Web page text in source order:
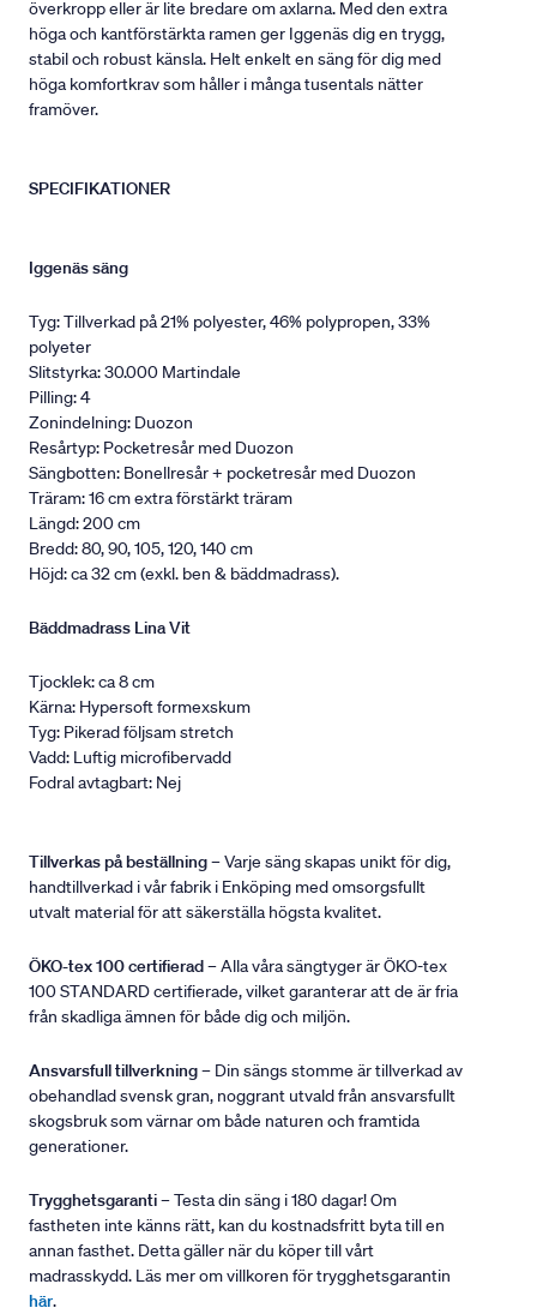
överkropp eller är lite bredare om axlarna. Med den extra
höga och kantförstärkta ramen ger Iggenäs dig en trygg,
stabil och robust känsla. Helt enkelt en säng för dig med
höga komfortkrav som håller i många tusentals nätter
framöver.
SPECIFIKATIONER
Iggenäs säng
Tyg: Tillverkad på 21% polyester, 46% polypropen, 33%
polyeter
Slitstyrka: 30.000 Martindale
Pilling: 4
Zonindelning: Duozon
Resårtyp: Pocketresår med Duozon
Sängbotten: Bonellresår + pocketresår med Duozon
Träram: 16 cm extra förstärkt träram
Längd: 200 cm
Bredd: 80, 90, 105, 120, 140 cm
Höjd: ca 32 cm (exkl. ben & bäddmadrass).
Bäddmadrass Lina Vit
Tjocklek: ca 8 cm
Kärna: Hypersoft formexskum
Tyg: Pikerad följsam stretch
Vadd: Luftig microfibervadd
Fodral avtagbart: Nej
Tillverkas på beställning– Varje säng skapas unikt för dig,
handtillverkad i vår fabrik i Enköping med omsorgsfullt
utvalt material för att säkerställa högsta kvalitet.
ÖKO-tex 100 certifierad– Alla våra sängtyger är ÖKO-tex
100 STANDARD certifierade, vilket garanterar att de är fria
från skadliga ämnen för både dig och miljön.
Ansvarsfull tillverkning– Din sängs stomme är tillverkad av
obehandlad svensk gran, noggrant utvald från ansvarsfullt
skogsbruk som värnar om både naturen och framtida
generationer.
Trygghetsgaranti– Testa din säng i 180 dagar! Om
fastheten inte känns rätt, kan du kostnadsfritt byta till en
annan fasthet. Detta gäller när du köper till vårt
madrasskydd. Läs mer om villkoren för trygghetsgarantin
här.